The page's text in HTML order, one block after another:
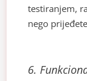
testiranjem,
nego
6.